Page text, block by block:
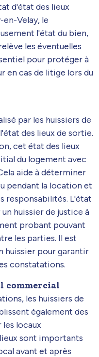
d'état des lieux
en-Velay, le
l'état du bien,
les éventuelles
pour protéger à
en cas de litige lors du
par les huissiers de
des lieux de sortie.
cet état des lieux
du logement avec
aide à déterminer
pendant la location et
responsabilités. L'état
huissier de justice à
probant pouvant
les parties. Il est
huissier pour garantir
constatations.
commercial
les huissiers de
également des
locaux
sont importants
avant et après